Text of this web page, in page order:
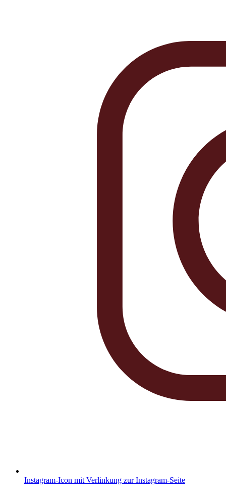
Instagram-Icon mit Verlinkung zur Instagram-Seite